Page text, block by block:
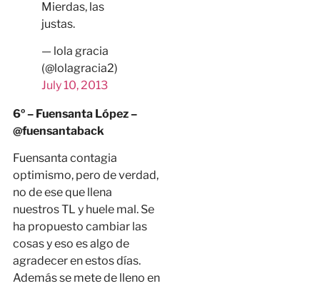
Mierdas, las
justas.
— lola gracia
(@lolagracia2)
July 10, 2013
6º – Fuensanta López –
@fuensantaback
Fuensanta contagia
optimismo, pero de verdad,
no de ese que llena
nuestros TL y huele mal. Se
ha propuesto cambiar las
cosas y eso es algo de
agradecer en estos días.
Además se mete de lleno en